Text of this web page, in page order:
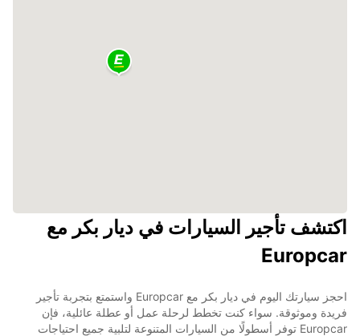
اكتشف تأجير السيارات في ديار بكر مع
Europcar
احجز سيارتك اليوم في ديار بكر مع Europcar واستمتع بتجربة تأجير
فريدة وموثوقة. سواء كنت تخطط لرحلة عمل أو عطلة عائلية، فإن
Europcar توفر أسطولًا من السيارات المتنوعة لتلبية جميع احتياجات